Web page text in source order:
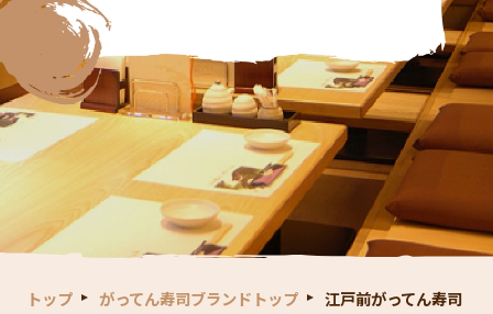
トップ がってん寿司ブランドトップ 江戸前がってん寿司